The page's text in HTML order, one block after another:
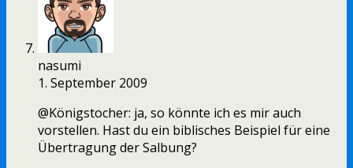
nasumi
1. September 2009
@Königstocher: ja, so könnte ich es mir auch
vorstellen. Hast du ein biblisches Beispiel für eine
Übertragung der Salbung?